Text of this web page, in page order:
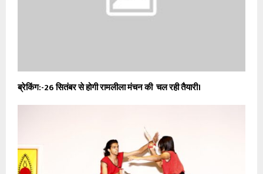
ब्रेकिंग:-26 सितंबर से होगी रामलीला मंचन की चल रही तैयारी।